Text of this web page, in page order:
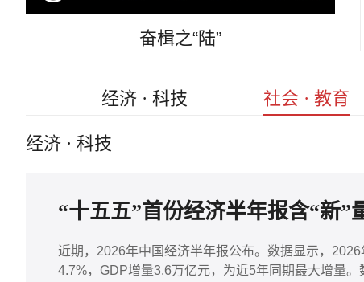
奋楫之“陆”
经济 · 科技 社会 · 教育
经济 · 科技
“十五五”首份经济半年报含“新”
近期，2026年中国经济半年报公布。数据显示，
4.7%，GDP增量3.6万亿元，为近5年同期最大增量